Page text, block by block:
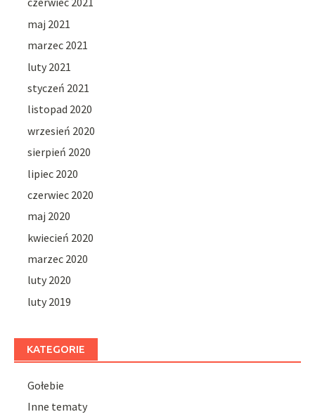
maj 2021
marzec 2021
luty 2021
styczeń 2021
listopad 2020
wrzesień 2020
sierpień 2020
lipiec 2020
czerwiec 2020
maj 2020
kwiecień 2020
marzec 2020
luty 2020
luty 2019
KATEGORIE
Gołebie
Inne tematy